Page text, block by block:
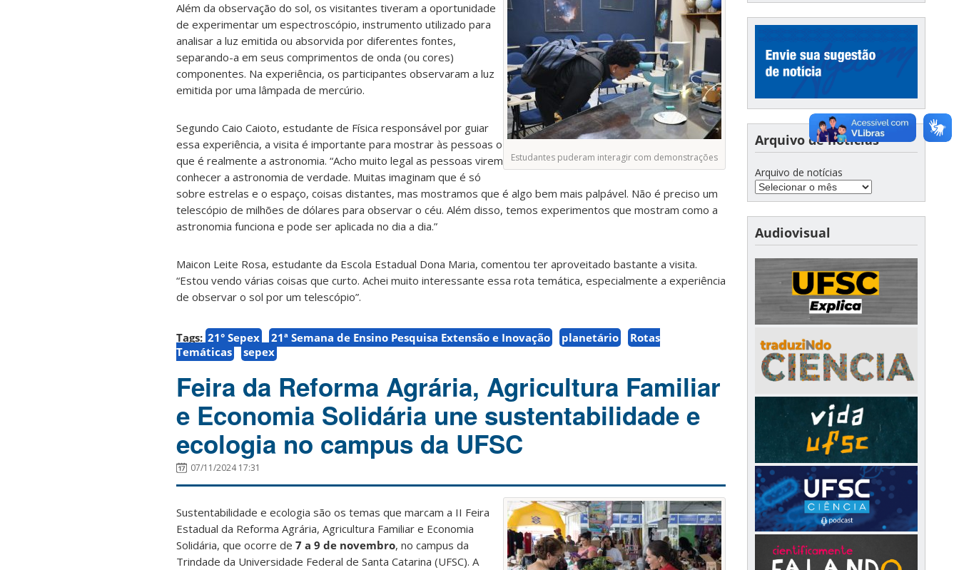
Estudantes puderam interagir com demonstrações
Além da observação do sol, os visitantes tiveram a oportunidade
de experimentar um espectroscópio, instrumento utilizado para
analisar a luz emitida ou absorvida por diferentes fontes,
separando-a em seus comprimentos de onda (ou cores)
componentes. Na experiência, os participantes observaram a luz
emitida por uma lâmpada de mercúrio.
Segundo Caio Caioto, estudante de Física responsável por guiar
essa experiência, a visita é importante para mostrar às pessoas o
que é realmente a astronomia. “Acho muito legal as pessoas virem
conhecer a astronomia de verdade. Muitas imaginam que é só
sobre estrelas e o espaço, coisas distantes, mas mostramos que é algo bem mais palpável. Não é preciso um
telescópio de milhões de dólares para observar o céu. Além disso, temos experimentos que mostram como a
astronomia funciona e pode ser aplicada no dia a dia.”
Maicon Leite Rosa, estudante da Escola Estadual Dona Maria, comentou ter aproveitado bastante a visita.
“Estou vendo várias coisas que curto. Achei muito interessante essa rota temática, especialmente a experiência
de observar o sol por um telescópio”.
Tags: 21° Sepex 21ª Semana de Ensino Pesquisa Extensão e Inovação planetário
Rotas
Temáticas
sepex
Feira da Reforma Agrária, Agricultura Familiar
e Economia Solidária une sustentabilidade e
ecologia no campus da UFSC
07/11/2024 17:31
Sustentabilidade e ecologia são os temas que marcam a II Feira
Estadual da Reforma Agrária, Agricultura Familiar e Economia
Solidária, que ocorre de 7 a 9 de novembro, no campus da
Trindade da Universidade Federal de Santa Catarina (UFSC). A
Arquivo de notícias
Arquivo de notícias
Audiovisual